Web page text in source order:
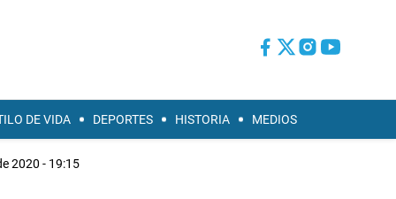
DE VIDA DEPORTES HISTORIA MEDIOS
2020 - 19:15